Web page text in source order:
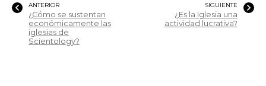
ANTERIOR
¿Cómo se sustentan
económicamente las
iglesias de
Scientology?
SIGUIENTE
¿Es la Iglesia una
actividad lucrativa?